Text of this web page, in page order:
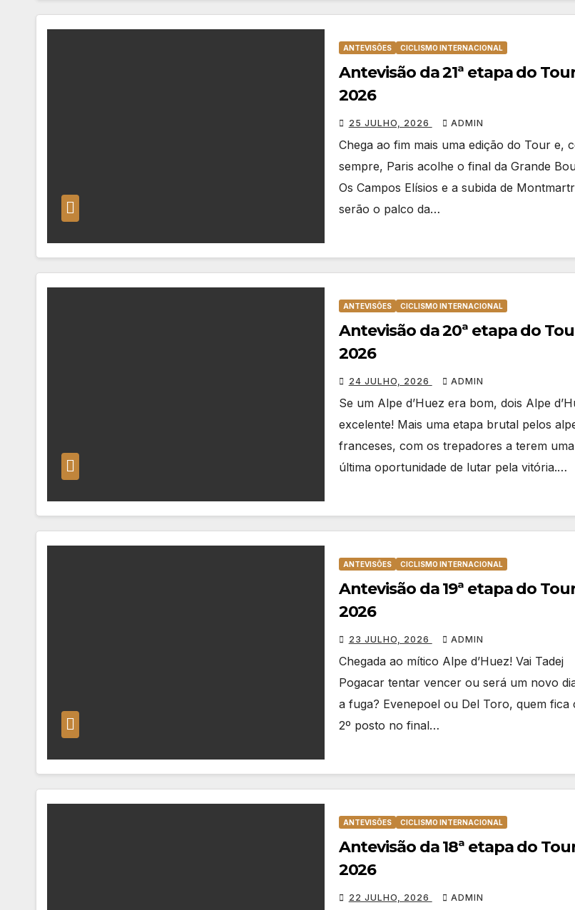
ANTEVISÕES CICLISMO INTERNACIONAL
Antevisão da 21ª etapa do
2026
25 JULHO, 2026 ADMIN
Chega ao fim mais uma edição do Tour e,
sempre, Paris acolhe o final da Grande
Os Campos Elísios e a subida de
serão o palco da…
ANTEVISÕES CICLISMO INTERNACIONAL
Antevisão da 20ª etapa do
2026
24 JULHO, 2026 ADMIN
Se um Alpe d’Huez era bom, dois Alpe
excelente! Mais uma etapa brutal pelos
franceses, com os trepadores a terem uma
última oportunidade de lutar pela vitória.…
ANTEVISÕES CICLISMO INTERNACIONAL
Antevisão da 19ª etapa do
2026
23 JULHO, 2026 ADMIN
Chegada ao mítico Alpe d’Huez! Vai Tadej
Pogacar tentar vencer ou será um novo
a fuga? Evenepoel ou Del Toro, quem fica
2º posto no final…
ANTEVISÕES CICLISMO INTERNACIONAL
Antevisão da 18ª etapa do
2026
22 JULHO, 2026 ADMIN